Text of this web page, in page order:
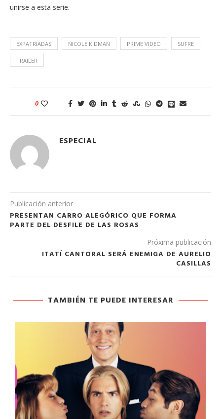
unirse a esta serie.
EXPATRIADAS NICOLE KIDMAN PRIME VIDEO SUFRE
TRAILER
0
ESPECIAL
Publicación anterior
PRESENTAN CARRO ALEGÓRICO QUE FORMA
PARTE DEL DESFILE DE LAS ROSAS
Próxima publicación
ITATÍ CANTORAL SERÁ ENEMIGA DE AURELIO
CASILLAS
TAMBIÉN TE PUEDE INTERESAR